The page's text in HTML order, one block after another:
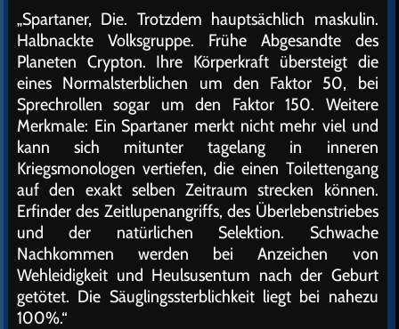
„Spartaner, Die. Trotzdem hauptsächlich maskulin.
Halbnackte Volksgruppe. Frühe Abgesandte des
Planeten Crypton. Ihre Körperkraft übersteigt die
eines Normalsterblichen um den Faktor 50, bei
Sprechrollen sogar um den Faktor 150. Weitere
Merkmale: Ein Spartaner merkt nicht mehr viel und
kann sich mitunter tagelang in inneren
Kriegsmonologen vertiefen, die einen Toilettengang
auf den exakt selben Zeitraum strecken können.
Erfinder des Zeitlupenangriffs, des Überlebenstriebes
und der natürlichen Selektion. Schwache
Nachkommen werden bei Anzeichen von
Wehleidigkeit und Heulsusentum nach der Geburt
getötet. Die Säuglingssterblichkeit liegt bei nahezu
100%.“